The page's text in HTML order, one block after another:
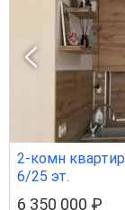
2-комн
6/25 эт.
6 350 000 ₽